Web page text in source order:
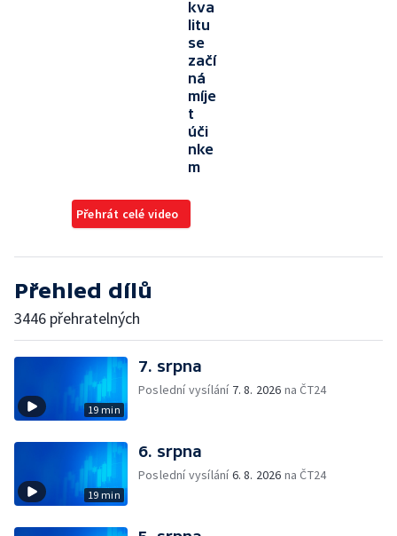
kva
litu
se
začí
ná
míje
t
úči
nke
m
Přehrát celé video
Přehled dílů
3446 přehratelných
19 min
7. srpna
Poslední vysílání 7. 8. 2026 na ČT24
19 min
6. srpna
Poslední vysílání6. 8. 2026 na ČT24